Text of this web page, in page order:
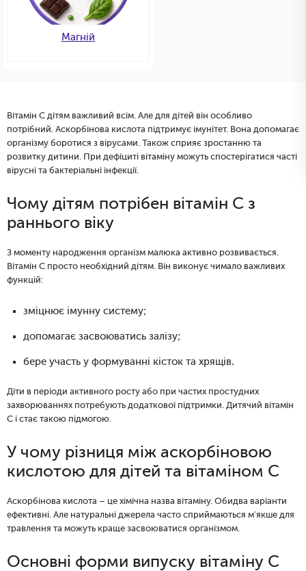
Магній
Вітамін C дітям важливий всім. Але для дітей він особливо
потрібний. Аскорбінова кислота підтримує імунітет. Вона допомагає
організму боротися з вірусами. Також сприяє зростанню та
розвитку дитини. При дефіциті вітаміну можуть спостерігатися часті
вірусні та бактеріальні інфекції.
Чому дітям потрібен вітамін C з
раннього віку
З моменту народження організм малюка активно розвивається.
Вітамін C просто необхідний дітям. Він виконує чимало важливих
функцій:
зміцнює імунну систему;
допомагає засвоюватись залізу;
бере участь у формуванні кісток та хрящів.
Діти в періоди активного росту або при частих простудних
захворюваннях потребують додаткової підтримки. Дитячий вітамін
С і стає такою підмогою.
У чому різниця між аскорбіновою
кислотою для дітей та вітаміном С
Аскорбінова кислота – це хімічна назва вітаміну. Обидва варіанти
ефективні. Але натуральні джерела часто сприймаються м'якше для
травлення та можуть краще засвоюватися організмом.
Основні форми випуску вітаміну C